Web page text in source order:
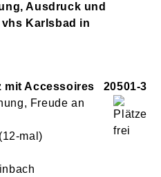
Ausdruck und
Karlsbad in
mit Accessoires
20501-3
Freude an
(12-mal)